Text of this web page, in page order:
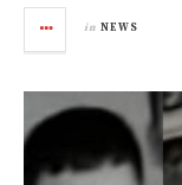
in NEWS